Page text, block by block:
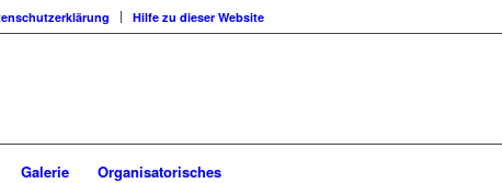
Hilfe zu dieser Website
Galerie Organisatorisches